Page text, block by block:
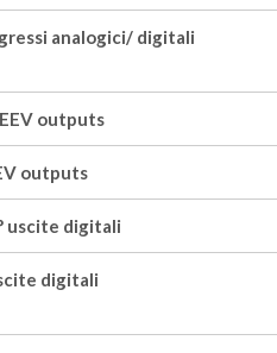
analogici/ digitali
outputs
outputs
uscite digitali
digitali